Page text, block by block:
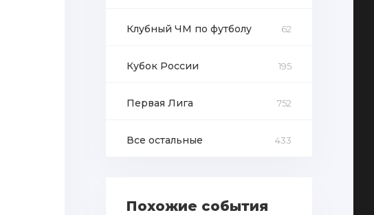
Клубный ЧМ по футболу 62
Кубок России 195
Первая Лига 752
Все остальные 433
Похожие события